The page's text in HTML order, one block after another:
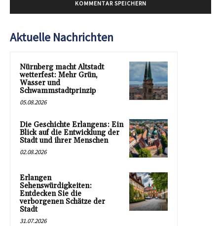
Aktuelle Nachrichten
Nürnberg macht Altstadt
wetterfest: Mehr Grün,
Wasser und
Schwammstadtprinzip
05.08.2026
Die Geschichte Erlangens: Ein
Blick auf die Entwicklung der
Stadt und ihrer Menschen
02.08.2026
Erlangen
Sehenswürdigkeiten:
Entdecken Sie die
verborgenen Schätze der
Stadt
31.07.2026